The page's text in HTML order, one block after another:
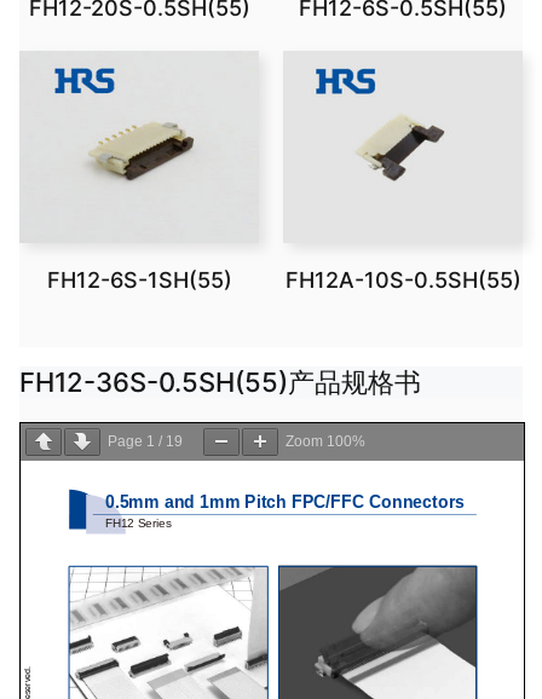
FH12-20S-0.5SH(55) FH12-6S-0.5SH(55)
FH12-6S-1SH(55) FH12A-10S-0.5SH(55)
FH12-36S-0.5SH(55)产品规格书
Page 1 / 19 Zoom 100%